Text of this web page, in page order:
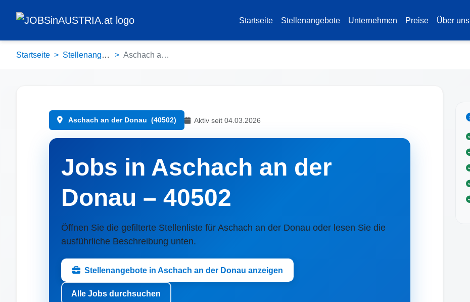
Startseite Stellenangebote Unternehmen Preise Über uns
Startseite Stellenangebote Aschach an der Donau (40502)
Aschach an der Donau (40502) Aktiv seit 04.03.2026
Jobs in Aschach an der
Donau – 40502
Öffnen Sie die gefilterte Stellenliste für Aschach an der Donau oder lesen Sie die
ausführliche Beschreibung unten.
Stellenangebote in Aschach an der Donau anzeigen
Alle Jobs durchsuchen